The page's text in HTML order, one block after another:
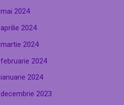
mai 2024
aprilie 2024
martie 2024
februarie 2024
ianuarie 2024
decembrie 2023